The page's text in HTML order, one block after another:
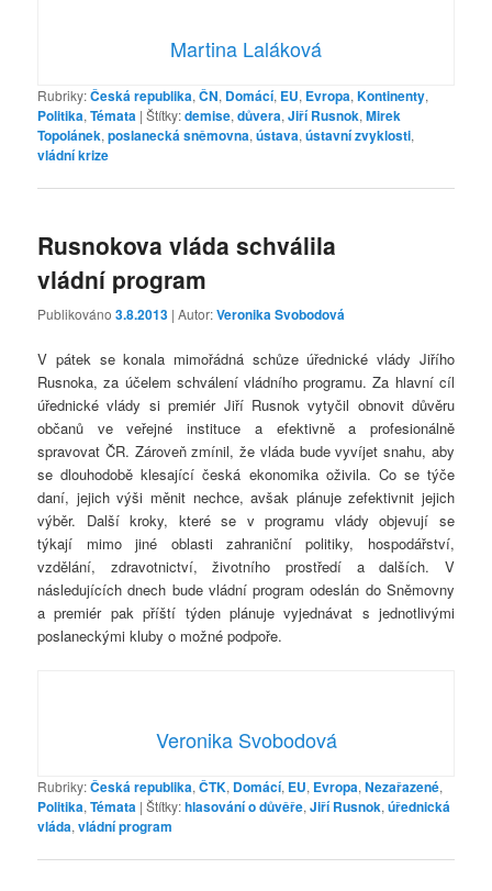
Martina Laláková
Rubriky:Česká republika,ČN, Domácí, EU, Evropa,Kontinenty,
Politika,Témata |Štítky:demise,důvera,Jiří Rusnok,Mirek
Topolánek,poslanecká sněmovna,ústava,ústavní zvyklosti,
vládní krize
Rusnokova vláda schválila
vládní program
Publikováno3.8.2013 | Autor:Veronika Svobodová
V pátek se konala mimořádná schůze úřednické vlády Jiřího
Rusnoka, za účelem schválení vládního programu. Za hlavní cíl
úřednické vlády si premiér Jiří Rusnok vytyčil obnovit důvěru
občanů ve veřejné instituce a efektivně a profesionálně
spravovat ČR. Zároveň zmínil, že vláda bude vyvíjet snahu, aby
se dlouhodobě klesající česká ekonomika oživila. Co se týče
daní, jejich výši měnit nechce, avšak plánuje zefektivnit jejich
výběr. Další kroky, které se v programu vlády objevují se
týkají mimo jiné oblasti zahraniční politiky, hospodářství,
vzdělání, zdravotnictví, životního prostředí a dalších. V
následujících dnech bude vládní program odeslán do Sněmovny
a premiér pak příští týden plánuje vyjednávat s jednotlivými
poslaneckými kluby o možné podpoře.
Veronika Svobodová
Rubriky:Česká republika,ČTK, Domácí, EU, Evropa,Nezařazené,
Politika,Témata |Štítky:hlasování o důvěře,Jiří Rusnok,úřednická
vláda,vládní program